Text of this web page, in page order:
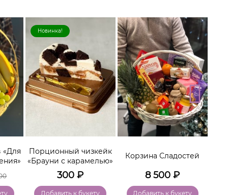
«Для
Новинка!
Порционный чизкейк
«Брауни с карамелью»
300 ₽
Добавить к букету
Корзина Сладостей
8 500 ₽
Добавить к букету